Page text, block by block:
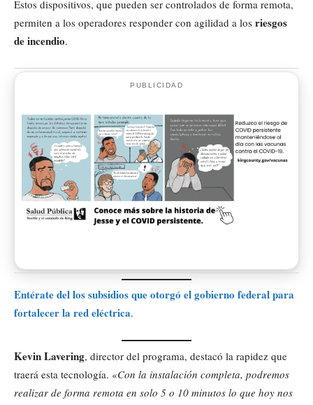
Estos dispositivos, que pueden ser controlados de forma remota,
permiten a los operadores responder con agilidad a los riesgos
de incendio.
PUBLICIDAD
Entérate del los subsidios que otorgó el gobierno federal para
fortalecer la red eléctrica.
Kevin Lavering, director del programa, destacó la rapidez que
traerá esta tecnología. «Con la instalación completa, podremos
realizar de forma remota en solo 5 o 10 minutos lo que hoy nos